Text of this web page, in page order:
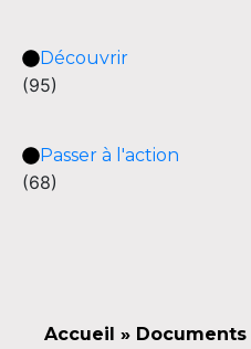
Découvrir
(95)
Passer à l'action
(68)
Accueil » Documents